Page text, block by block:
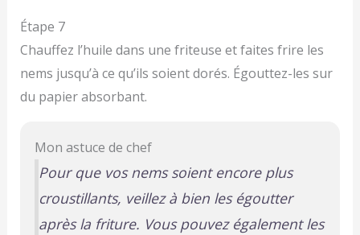
Étape 7
Chauffez l’huile dans une friteuse et faites frire les
nems jusqu’à ce qu’ils soient dorés. Égouttez-les sur
du papier absorbant.
Mon astuce de chef
Pour que vos nems soient encore plus
croustillants, veillez à bien les égoutter
après la friture. Vous pouvez également les